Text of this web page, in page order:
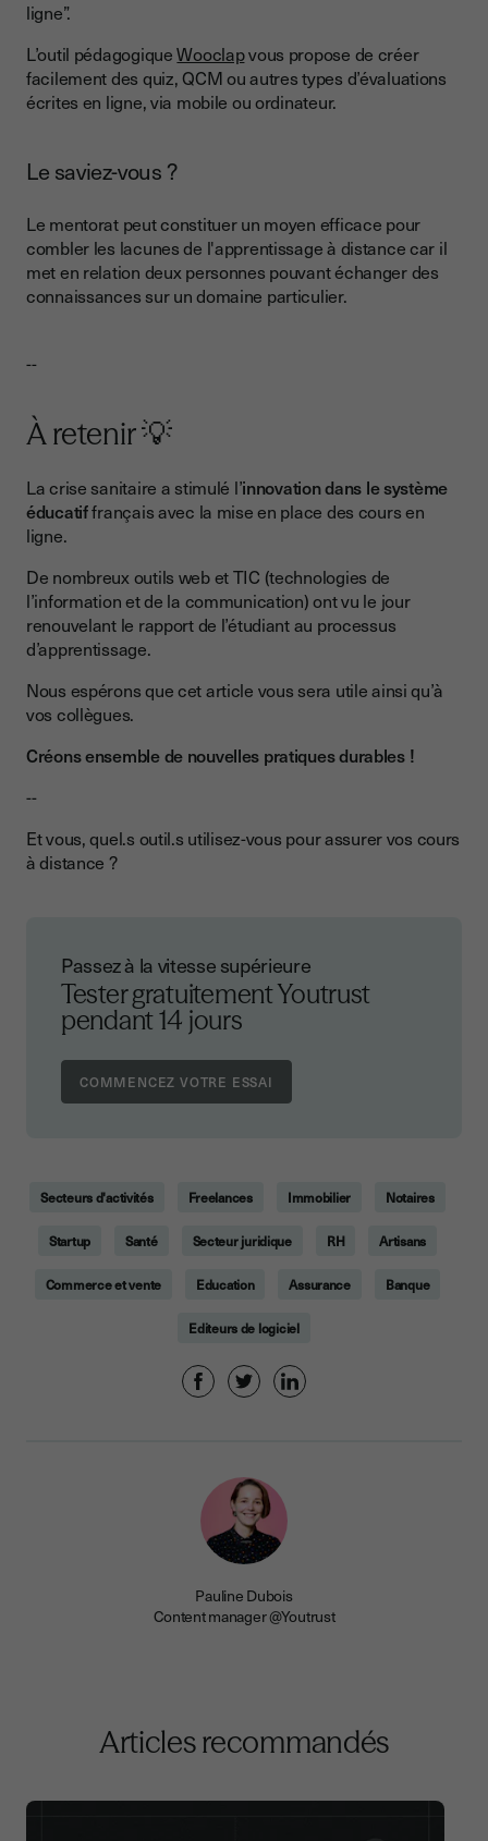
ligne”.
L’outil pédagogiqueWooclapvous propose de créer
facilement des quiz, QCM ou autres types d’évaluations
écrites en ligne, via mobile ou ordinateur.
Le saviez-vous ?
Le mentorat peut constituer un moyen efficace pour
combler les lacunes de l'apprentissage à distance car il
met en relation deux personnes pouvant échanger des
connaissances sur un domaine particulier.
--
À retenir 💡
La crise sanitaire a stimulé l’innovation dans le système
éducatiffrançais avec la mise en place des cours en
ligne.
De nombreux outils web et TIC (technologies de
l’information et de la communication) ont vu le jour
renouvelant le rapport de l’étudiant au processus
d’apprentissage.
Nous espérons que cet article vous sera utile ainsi qu’à
vos collègues.
Créons ensemble de nouvelles pratiques durables !
--
Et vous, quel.s outil.s utilisez-vous pour assurer vos cours
à distance ?
Passez à la vitesse supérieure
Tester gratuitement Youtrust
pendant 14 jours
Secteurs d'activités Freelances Immobilier Notaires
Startup Santé Secteur juridique RH Artisans
Commerce et vente Education Assurance Banque
Editeurs de logiciel
Pauline Dubois
Content manager @Youtrust
Articles recommandés